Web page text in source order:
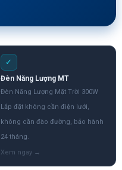
✓
Đèn Năng Lượng MT
Đèn Năng Lượng Mặt Trời 300W
Lắp đặt không cần điện lưới,
không cần đào đường, bảo hành
24 tháng.